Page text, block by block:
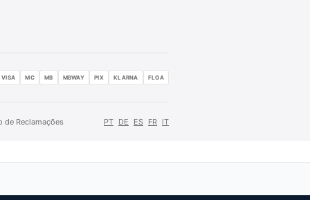
VISA MC MB MBWAY PIX KLARNA FLOA
de Reclamações PT DE ES FR IT